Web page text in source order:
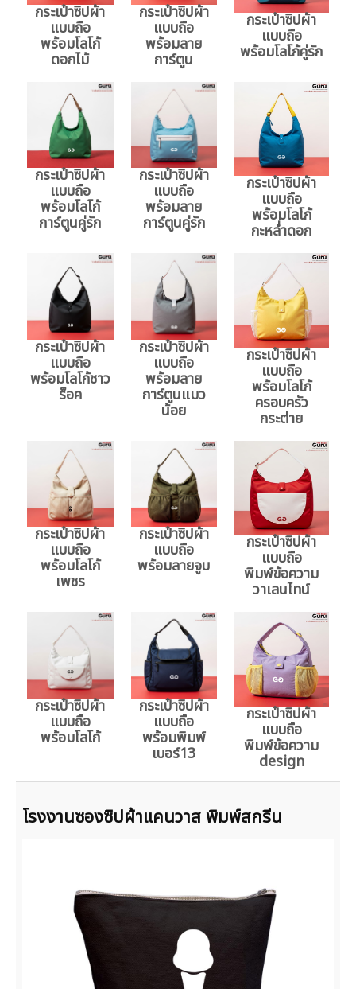
กระเป๋าซิปผ้า
แบบถือ
พร้อมโลโก้
ดอกไม้
กระเป๋าซิปผ้า
แบบถือ
พร้อมลาย
การ์ตูน
กระเป๋าซิปผ้า
แบบถือ
พร้อมโลโก้คู่รัก
กระเป๋าซิปผ้า
แบบถือ
พร้อมโลโก้
การ์ตูนคู่รัก
กระเป๋าซิปผ้า
แบบถือ
พร้อมลาย
การ์ตูนคู่รัก
กระเป๋าซิปผ้า
แบบถือ
พร้อมโลโก้
กะหล่ำดอก
กระเป๋าซิปผ้า
แบบถือ
พร้อมโลโก้ชาว
ร็อค
กระเป๋าซิปผ้า
แบบถือ
พร้อมลาย
การ์ตูนแมว
น้อย
กระเป๋าซิปผ้า
แบบถือ
พร้อมโลโก้
ครอบครัว
กระต่าย
กระเป๋าซิปผ้า
แบบถือ
พร้อมโลโก้
เพชร
กระเป๋าซิปผ้า
แบบถือ
พร้อมลายจูบ
กระเป๋าซิปผ้า
แบบถือ
พิมพ์ข้อความ
วาเลนไทน์
กระเป๋าซิปผ้า
แบบถือ
พร้อมโลโก้
กระเป๋าซิปผ้า
แบบถือ
พร้อมพิมพ์
เบอร์13
กระเป๋าซิปผ้า
แบบถือ
พิมพ์ข้อความ
design
โรงงานซองซิปผ้าแคนวาส พิมพ์สกรีน